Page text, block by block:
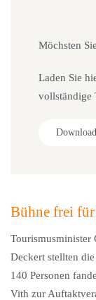
Möchsten
Laden Sie
vollständige
Bühne frei
Tourismusminister
Deckert stellten
140 Personen
Vith zur